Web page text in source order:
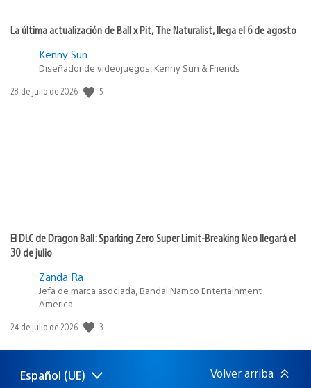
La última actualización de Ball x Pit, The Naturalist, llega el 6 de agosto
Kenny Sun
Diseñador de videojuegos, Kenny Sun & Friends
Fecha
28 de julio de 2026 5
El DLC de Dragon Ball: Sparking Zero Super Limit-Breaking Neo llegará el
30 de julio
Zanda Ra
Jefa de marca asociada, Bandai Namco Entertainment
America
Fecha
publicación:
24 de julio de 2026 3
Selecciona
Región
Español (UE) Volver arriba